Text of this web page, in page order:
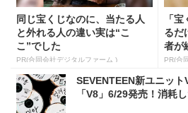
同じ宝くじなのに、当たる人
と外れる人の違い実は“こ
こ”でした
PR(合同会社デジタルファーム )
「
るだ
者が
PR(合
SEVENTEEN新ユニッ
「V8」6/29発売！消耗